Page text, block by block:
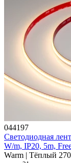
044197
Светодиодная
W/m, IP20, 5m,
Warm | Тёплый